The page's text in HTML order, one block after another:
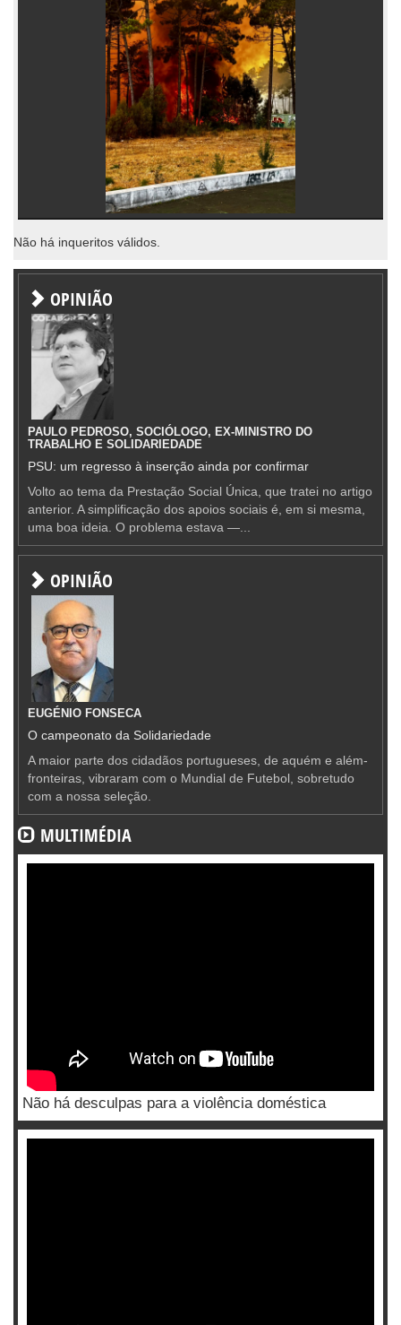
Não há inqueritos válidos.
OPINIÃO
PAULO PEDROSO, SOCIÓLOGO, EX-MINISTRO DO
TRABALHO E SOLIDARIEDADE
PSU: um regresso à inserção ainda por confirmar
Volto ao tema da Prestação Social Única, que tratei no artigo
anterior. A simplificação dos apoios sociais é, em si mesma,
uma boa ideia. O problema estava —...
OPINIÃO
EUGÉNIO FONSECA
O campeonato da Solidariedade
A maior parte dos cidadãos portugueses, de aquém e além-
fronteiras, vibraram com o Mundial de Futebol, sobretudo
com a nossa seleção.
MULTIMÉDIA
Não há desculpas para a violência doméstica